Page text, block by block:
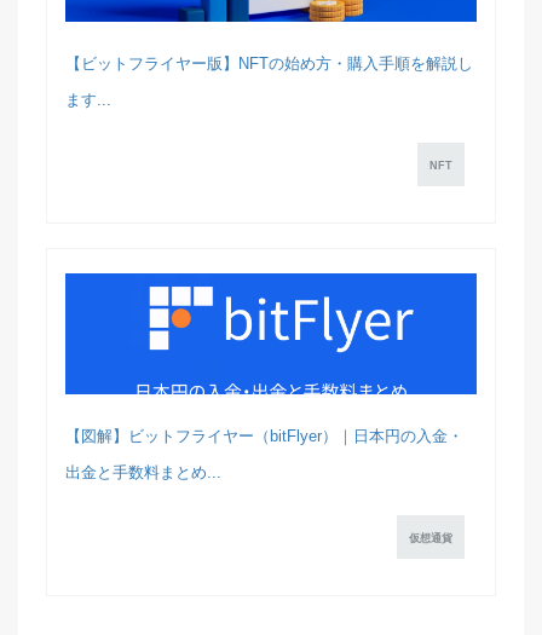
【ビットフライヤー版】NFTの始め方・購入手順を解説し
ます...
NFT
【図解】ビットフライヤー（bitFlyer）｜日本円の入金・
出金と手数料まとめ...
仮想通貨